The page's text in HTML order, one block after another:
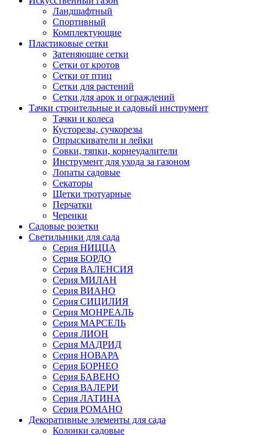
Ландшафтный
Спортивный
Комплектующие
Пластиковые сетки
Затеняющие сетки
Сетки от кротов
Сетки от птиц
Сетки для растений
Сетки для арок и ограждений
Тачки строительные и садовый инструмент
Тачки и колеса
Кусторезы, сучкорезы
Опрыскиватели и лейки
Совки, тяпки, корнеудалители
Инструмент для ухода за газоном
Лопаты садовые
Секаторы
Щетки тротуарные
Перчатки
Черенки
Садовые розетки
Светильники для сада
Серия НИЦЦА
Серия БОРДО
Серия ВАЛЕНСИЯ
Серия МИЛАН
Серия ВИАНО
Серия СИЦИЛИЯ
Серия МОНРЕАЛЬ
Серия МАРСЕЛЬ
Серия ЛИОН
Серия МАДРИД
Серия НОВАРА
Серия БОРНЕО
Серия БАВЕНО
Серия ВАЛЕРИ
Серия ЛАТИНА
Серия РОМАНО
Декоративные элементы для сада
Колонки садовые